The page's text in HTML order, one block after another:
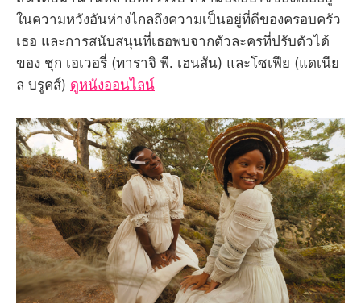
ในความหวังอันห่างไกลถึงความเป็นอยู่ที่ดีของครอบครัว
เธอ และการสนับสนุนที่เธอพบจากตัวละครที่ปรับตัวได้
ของ ชุก เอเวอรี่ (ทาราจิ พี. เฮนสัน) และโซเฟีย (แดเนีย
ล บรูคส์) ดูหนังออนไลน์